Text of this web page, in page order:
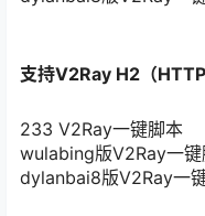
支持V2Ray H2（
233 V2Ray一键脚本
wulabing版V2Ray一键
dylanbai8版V2Ray一